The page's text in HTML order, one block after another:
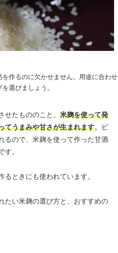
作るのに欠かせません。用途に合わせ
選びましょう。
せたもののこと。 米麹を使って発
てうまみや甘さが生まれます。ビ
るので、米麹を使って作った甘酒
す。
るときにも使われています。
たい米麹の選び方と、おすすめの